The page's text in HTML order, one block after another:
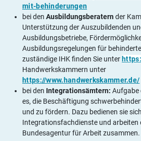
mit-behinderungen
bei den Ausbildungsberatern der
Unterstützung der Auszubildenden
Ausbildungsbetriebe,
Ausbildungsregelungen für
zuständige IHK finden Sie unter
Handwerkskammern unter
https://www.handwerkskammer.de/
bei den Integrationsämtern: Aufgabe
es, die Beschäftigung
und zu fördern. Dazu bedienen sie
Integrationsfachdienste und arbeiten
Bundesagentur für Arbeit zusammen.